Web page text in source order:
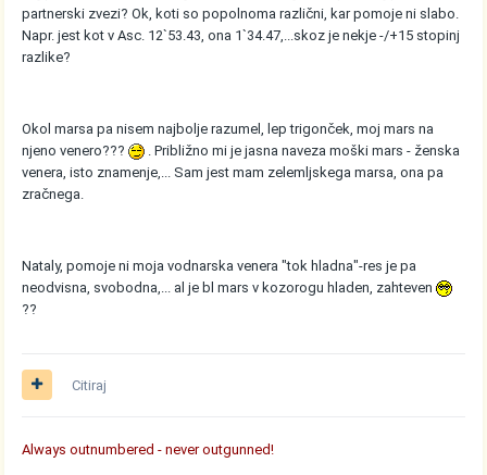
partnerski zvezi? Ok, koti so popolnoma različni, kar pomoje ni slabo.
Napr. jest kot v Asc. 12`53.43, ona 1`34.47,...skoz je nekje -/+15 stopinj
razlike?
Okol marsa pa nisem najbolje razumel, lep trigonček, moj mars na
njeno venero???
. Približno mi je jasna naveza moški mars - ženska
venera, isto znamenje,... Sam jest mam zelemljskega marsa, ona pa
zračnega.
Nataly, pomoje ni moja vodnarska venera "tok hladna"-res je pa
neodvisna, svobodna,... al je bl mars v kozorogu hladen, zahteven
??
Citiraj
Always outnumbered - never outgunned!